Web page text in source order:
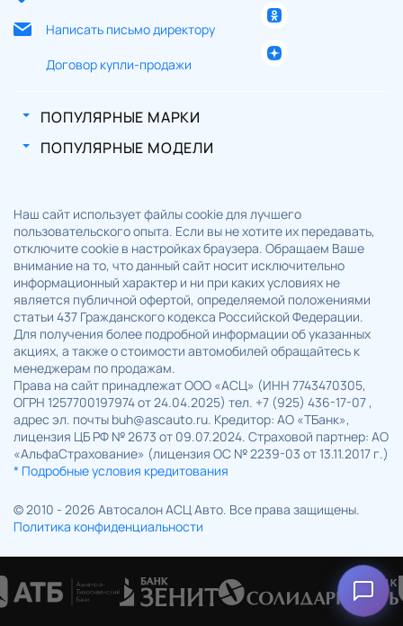
Написать письмо директору
Договор купли-продажи
ПОПУЛЯРНЫЕ МАРКИ
ПОПУЛЯРНЫЕ МОДЕЛИ
Наш сайт использует файлы cookie для лучшего
пользовательского опыта. Если вы не хотите их передавать,
отключите cookie в настройках браузера. Обращаем Ваше
внимание на то, что данный сайт носит исключительно
информационный характер и ни при каких условиях не
является публичной офертой, определяемой положениями
статьи 437 Гражданского кодекса Российской Федерации.
Для получения более подробной информации об указанных
акциях, а также о стоимости автомобилей обращайтесь к
менеджерам по продажам.
Права на сайт принадлежат ООО «АСЦ» (ИНН 7743470305,
ОГРН 1257700197974 от 24.04.2025) тел. +7 (925) 436-17-07 ,
адрес эл. почты buh@ascauto.ru. Кредитор: АО «ТБанк»,
лицензия ЦБ РФ № 2673 от 09.07.2024. Страховой партнер: АО
«АльфаСтрахование» (лицензия ОС № 2239-03 от 13.11.2017 г.)
* Подробные условия кредитования
© 2010 - 2026 Автосалон АСЦ Авто. Все права защищены.
Политика конфиденциальности